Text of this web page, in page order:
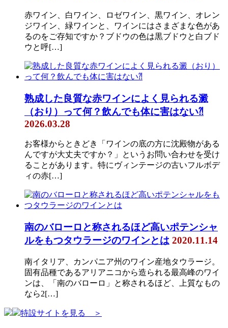
赤ワイン、白ワイン、ロゼワイン、黒ワイン、オレン
ジワイン、緑ワインと、ワインにはさまざまな色があ
るのをご存知ですか？ブドウの色は黒ブドウと白ブド
ウと呼[…]
熟成した良質な赤ワインによく見られる澱
（おり）って何？飲んでも体に害はない⁈
2026.03.28
お客様からときどき「ワインの底の方に沈殿物がある
んですが大丈夫ですか？」というお問い合わせを受け
ることがあります。特にヴィンテージの古いフルボデ
ィの赤[…]
南のバローロと称されるほど高いポテンシャ
ルをもつタウラージのワインとは 2020.11.14
南イタリア、カンパニア州のワイン産地タウラージ。
固有品種であるアリアニコから造られる最高峰のワイ
ンは、「南のバローロ」と称されるほど、上質なもの
なら2[…]
特設サイトを見る ＞